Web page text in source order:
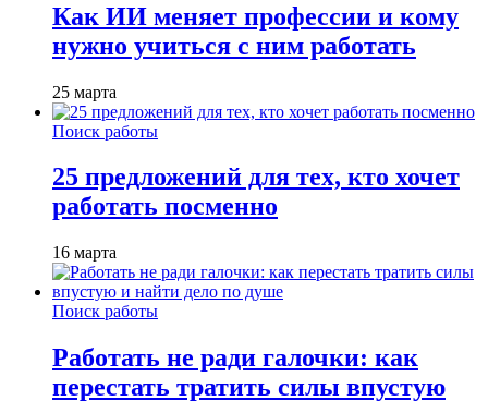
Как ИИ меняет профессии и кому
нужно учиться с ним работать
25 марта
Поиск работы
25 предложений для тех, кто хочет
работать посменно
16 марта
Поиск работы
Работать не ради галочки: как
перестать тратить силы впустую